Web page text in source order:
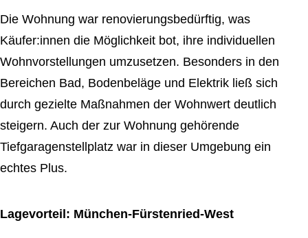
Die Wohnung war renovierungsbedürftig, was
Käufer:innen die Möglichkeit bot, ihre individuellen
Wohnvorstellungen umzusetzen. Besonders in den
Bereichen Bad, Bodenbeläge und Elektrik ließ sich
durch gezielte Maßnahmen der Wohnwert deutlich
steigern. Auch der zur Wohnung gehörende
Tiefgaragenstellplatz war in dieser Umgebung ein
echtes Plus.
Lagevorteil: München-Fürstenried-West